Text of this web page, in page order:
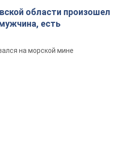
области произошел
есть
на морской мине